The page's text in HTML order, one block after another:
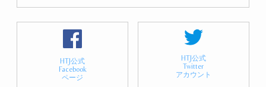
HTJ公式
Facebook
ページ
HTJ公式
Twitter
アカウント